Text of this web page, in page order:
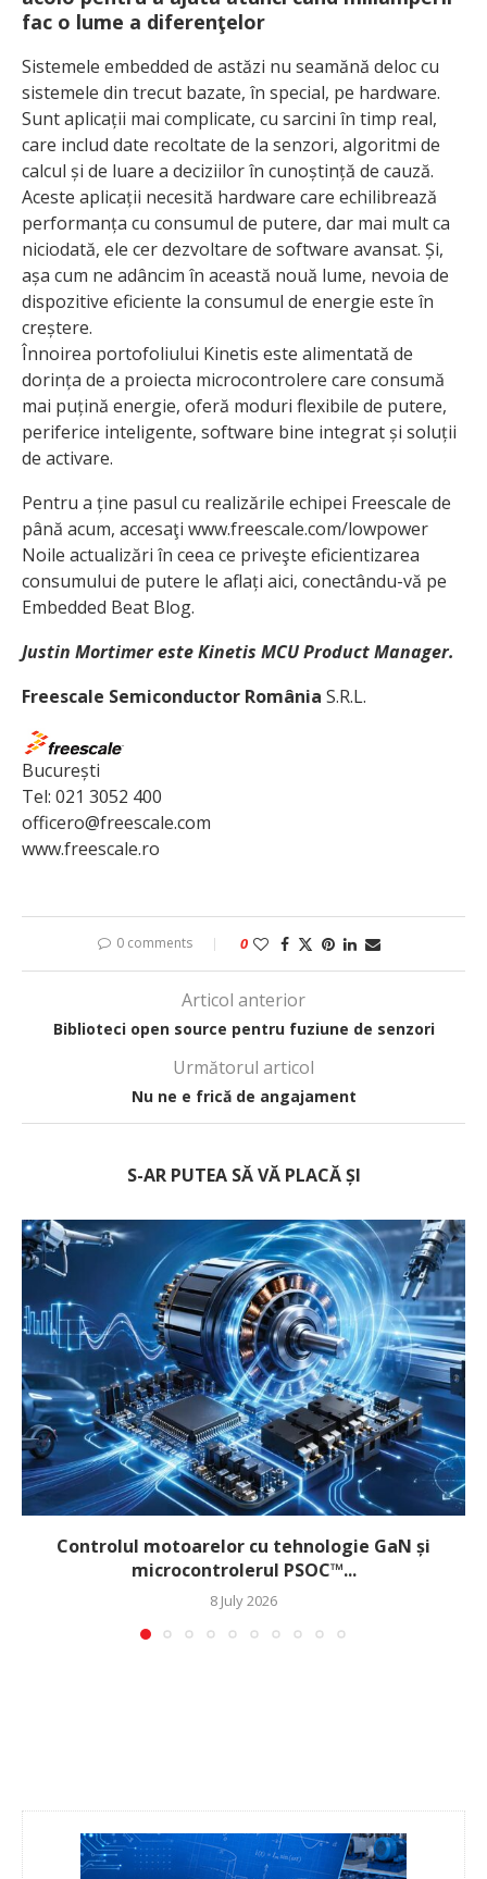
fac o lume a diferenţelor
Sistemele embedded de astăzi nu seamănă deloc cu
sistemele din trecut bazate, în special, pe hardware.
Sunt aplicații mai complicate, cu sarcini în timp real,
care includ date recoltate de la senzori, algoritmi de
calcul și de luare a deciziilor în cunoștință de cauză.
Aceste aplicații necesită hardware care echilibrează
performanța cu consumul de putere, dar mai mult ca
niciodată, ele cer dezvoltare de software avansat. Și,
așa cum ne adâncim în această nouă lume, nevoia de
dispozitive eficiente la consumul de energie este în
creștere.
Înnoirea portofoliului Kinetis este alimentată de
dorința de a proiecta microcontrolere care consumă
mai puțină energie, oferă moduri flexibile de pute­re,
periferice inteligente, software bine integrat și soluții
de activare.
Pentru a ține pasul cu realizările echipei Freescale de
până acum, accesaţi www.freescale.com/lowpower
Noile actualizări în ceea ce priveşte eficientizarea
consumului de putere le aflați aici, conectându-vă pe
Embedded Beat Blog.
Justin Mortimer este Kinetis MCU Product Manager.
Freescale Semiconductor România S.R.L.
București
Tel: 021 3052 400
officero@freescale.com
www.freescale.ro
0 comments 0
Articol anterior
Biblioteci open source pentru fuziune de senzori
Următorul articol
Nu ne e frică de angajament
S-AR PUTEA SĂ VĂ PLACĂ ȘI
Controlul motoarelor cu tehnologie GaN și
microcontrolerul PSOC™...
8 July 2026